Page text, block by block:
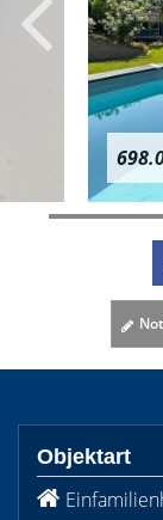
Objektart